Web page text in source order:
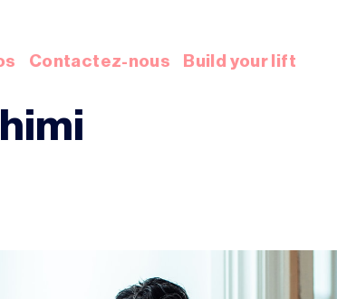
Contactez-nous Build your lift